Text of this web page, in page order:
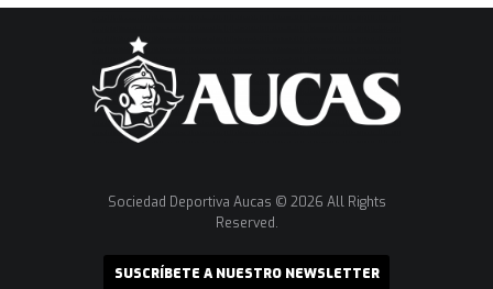
Sociedad Deportiva Aucas © 2026 All Rights
Reserved.
SUSCRÍBETE A NUESTRO NEWSLETTER